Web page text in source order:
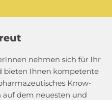
nehmen sich für Ihr
bieten Ihnen kompetente
Know-
auf dem neuesten und